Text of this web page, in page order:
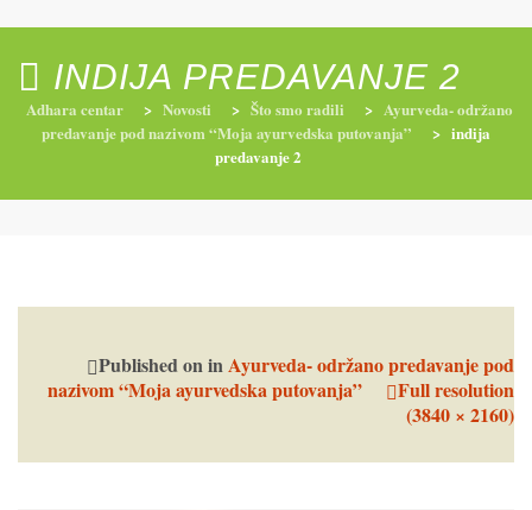
to
RADIONICE NUTRI-ORDINACIJA TRETMANI
INDIJA PREDAVANJE 2
Adhara centar > Novosti > Što smo radili > Ayurveda- održano
predavanje pod nazivom “Moja ayurvedska putovanja”
> indija
predavanje 2
Published oninAyurveda- održano predavanje pod
nazivom “Moja ayurvedska putovanja”
Full resolution
(3840 × 2160)